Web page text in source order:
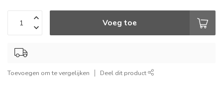
Voeg toe
Toevoegen om te vergelijken Deel dit product